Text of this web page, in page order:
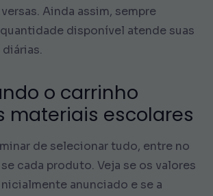
Ainda assim, sempre
disponível atende suas
o carrinho
materiais escolares
de selecionar tudo, entre no
cada produto. Veja se os valores
anunciado e se a